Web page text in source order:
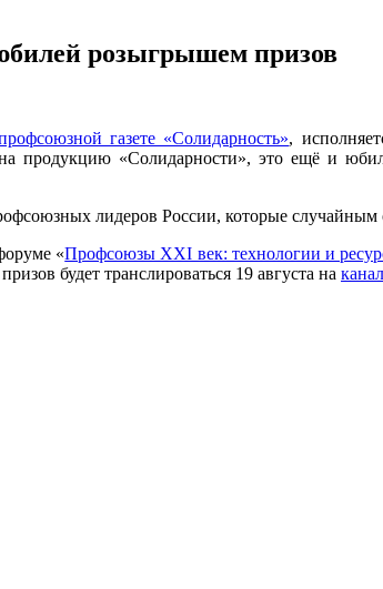
розыгрышем призов
газете «Солидарность»,
продукцию «Солидарности», это ещё и
лидеров России, которые случайным
«Профсоюзы XXI век: технологии и
будет транслироваться 19 августа на